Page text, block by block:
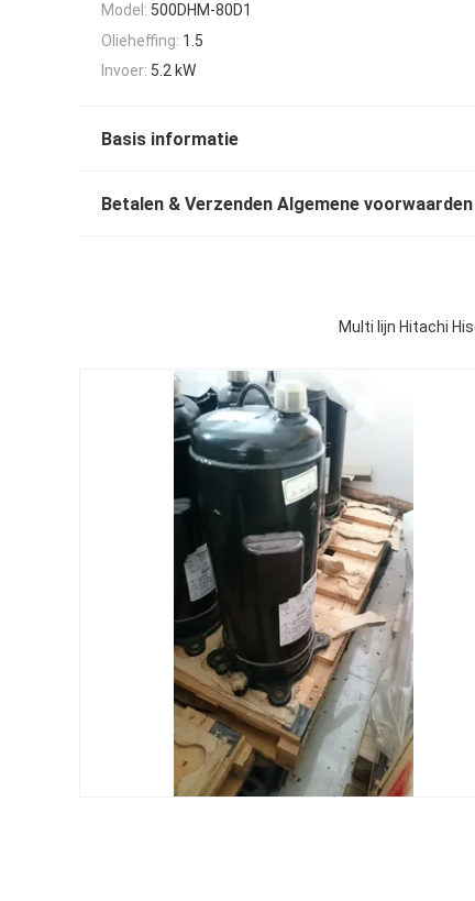
Model: 500DHM-80D1
Olieheffing: 1.5
Invoer: 5.2 kW
Basis informatie
Betalen & Verzenden Algemene voorwaarden
Multi lijn Hitachi